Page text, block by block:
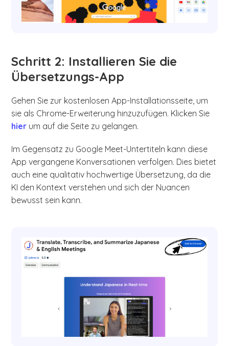
Schritt 2: Installieren Sie die
Übersetzungs-App
Gehen Sie zur kostenlosen App-Installationsseite, um
sie als Chrome-Erweiterung hinzuzufügen. Klicken Sie
hier um auf die Seite zu gelangen.
Im Gegensatz zu Google Meet-Untertiteln kann diese
App vergangene Konversationen verfolgen. Dies bietet
auch eine qualitativ hochwertige Übersetzung, da die
KI den Kontext verstehen und sich der Nuancen
bewusst sein kann.